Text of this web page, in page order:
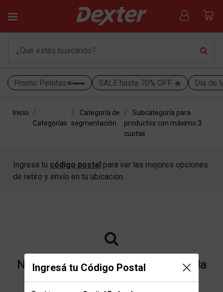
Promo Pelotas SALE hasta 70% OFF 🔥 Día de
Ingresá tu Código Postal
Inicio
Categorías
Categoría de
segmentación
Subcategoría para
productos con máximo 3
cuotas
Ingresá tu código postal para ver las mejores opciones
de retiro y envío en tu ubicación.
No encontramos resultados para la
categoría "Subcategoría para